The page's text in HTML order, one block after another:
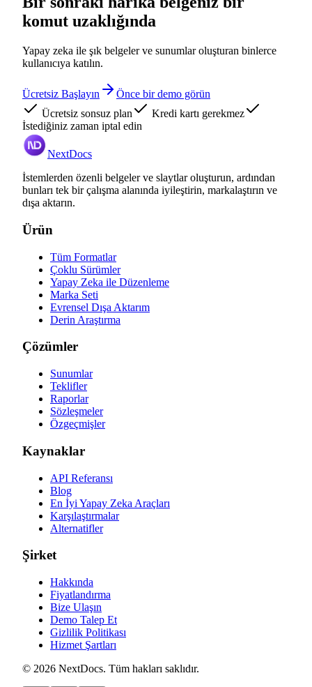
komut uzaklığında
Yapay zeka ile şık belgeler ve sunumlar oluşturan binlerce
kullanıcıya katılın.
Ücretsiz Başlayın
Önce bir demo görün
Ücretsiz sonsuz plan
Kredi kartı gerekmez
İstediğiniz zaman iptal edin
NextDocs
İstemlerden özenli belgeler ve slaytlar oluşturun, ardından
bunları tek bir çalışma alanında iyileştirin, markalaştırın ve
dışa aktarın.
Ürün
Tüm Formatlar
Çoklu Sürümler
Yapay Zeka ile Düzenleme
Marka Seti
Evrensel Dışa Aktarım
Derin Araştırma
Çözümler
Sunumlar
Teklifler
Raporlar
Sözleşmeler
Özgeçmişler
Kaynaklar
API Referansı
Blog
En İyi Yapay Zeka Araçları
Karşılaştırmalar
Alternatifler
Şirket
Hakkında
Fiyatlandırma
Bize Ulaşın
Demo Talep Et
Gizlilik Politikası
Hizmet Şartları
© 2026 NextDocs. Tüm hakları saklıdır.